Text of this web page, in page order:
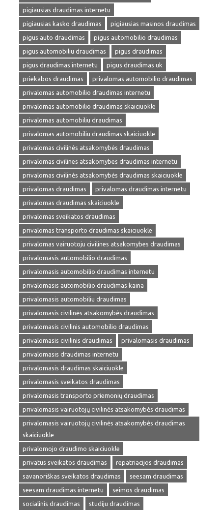
pigiausias draudimas internetu
pigiausias kasko draudimas
pigiausias masinos draudimas
pigus auto draudimas
pigus automobilio draudimas
pigus automobiliu draudimas
pigus draudimas
pigus draudimas internetu
pigus draudimas uk
priekabos draudimas
privalomas automobilio draudimas
privalomas automobilio draudimas internetu
privalomas automobilio draudimas skaiciuokle
privalomas automobiliu draudimas
privalomas automobiliu draudimas skaiciuokle
privalomas civilinės atsakomybės draudimas
privalomas civilines atsakomybes draudimas internetu
privalomas civilinės atsakomybės draudimas skaiciuokle
privalomas draudimas
privalomas draudimas internetu
privalomas draudimas skaiciuokle
privalomas sveikatos draudimas
privalomas transporto draudimas skaiciuokle
privalomas vairuotoju civilines atsakomybes draudimas
privalomasis automobilio draudimas
privalomasis automobilio draudimas internetu
privalomasis automobilio draudimas kaina
privalomasis automobiliu draudimas
privalomasis civilinės atsakomybės draudimas
privalomasis civilinis automobilio draudimas
privalomasis civilinis draudimas
privalomasis draudimas
privalomasis draudimas internetu
privalomasis draudimas skaiciuokle
privalomasis sveikatos draudimas
privalomasis transporto priemonių draudimas
privalomasis vairuotojų civilinės atsakomybės draudimas
privalomasis vairuotojų civilinės atsakomybės draudimas
skaiciuokle
privalomojo draudimo skaiciuokle
privatus sveikatos draudimas
repatriacijos draudimas
savanoriškas sveikatos draudimas
seesam draudimas
seesam draudimas internetu
seimos draudimas
socialinis draudimas
studiju draudimas